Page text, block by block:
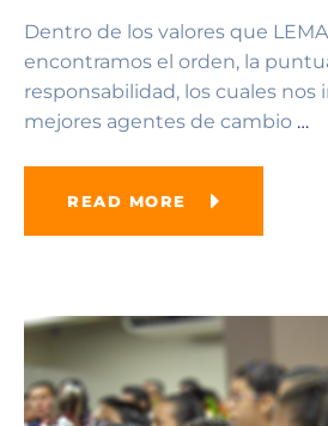
Dentro de los valores que
encontramos el orden, la
responsabilidad, los cuales nos
mejores agentes de cambio …
READ MORE